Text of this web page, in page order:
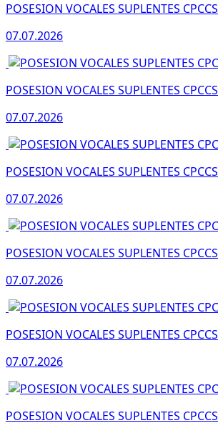
POSESION VOCALES SUPLENTES CPCCS
07.07.2026
POSESION VOCALES SUPLENTES CPCCS
07.07.2026
POSESION VOCALES SUPLENTES CPCCS
07.07.2026
POSESION VOCALES SUPLENTES CPCCS
07.07.2026
POSESION VOCALES SUPLENTES CPCCS
07.07.2026
POSESION VOCALES SUPLENTES CPCCS